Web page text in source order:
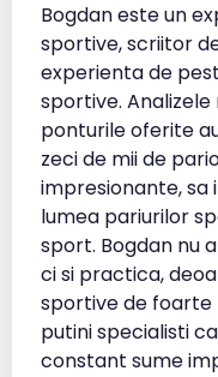
Bogdan este un
sportive, scriitor
experienta de
sportive.
ponturile oferite
zeci de mii de
impresionante, sa
lumea pariurilor
sport. Bogdan nu
ci si practica,
sportive de foarte
putini specialisti
constant sume